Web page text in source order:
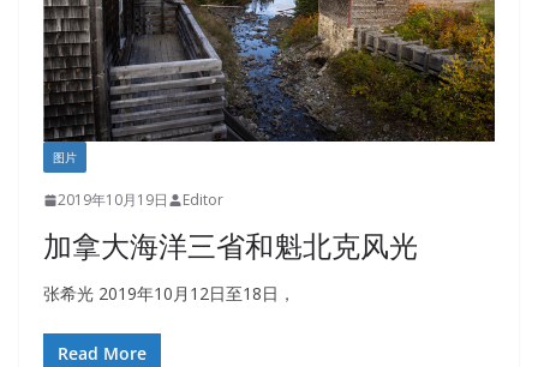
图片
2019年10月19日 Editor
加拿大海洋三省和魁北克风光
张希光 2019年10月12日至18日，
Read More